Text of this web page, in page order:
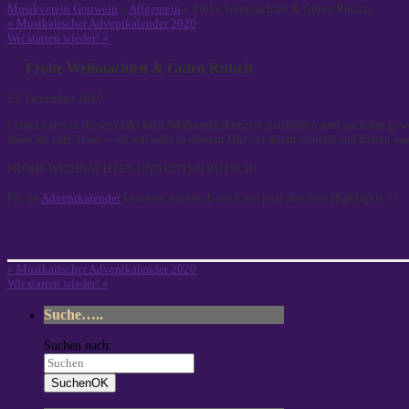
Musikverein Gratwein » Allgemein » Frohe Weihnachten & Guten Rutsch
« Musikalischer Adventkalender 2020
Wir starten wieder! »
Frohe Weihnachten & Guten Rutsch
23. Dezember 2020
Leider kann in diesem Jahr kein Weihnachtskonzert stattfinden und auch das
allen für eure Treue – ob real oder in diesem Jahr vor allem virtuell und freuen
FROHE WEIHNACHTEN UND GUTEN RUTSCH!
PS: Im Adventkalender kommen natürlich noch ein paar absolute Highlights !!!
« Musikalischer Adventkalender 2020
Wir starten wieder! »
Suche…..
Suchen nach:
SuchenOK